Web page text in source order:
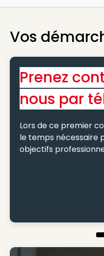
Vos
Prenez
nous par
Lors de ce premier
le temps nécessaire
objectifs